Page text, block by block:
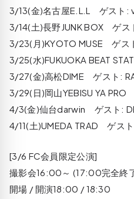
3/13(金)名古屋E.L.L ゲスト:
3/14(土)長野JUNK BOX ゲス
3/23(月)KYOTO MUSE ゲス
3/25(水)FUKUOKA BEAT
3/27(金)高松DIME ゲスト:
3/29(日)岡山YEBISU YA
4/3(金)仙台darwin ゲスト:
4/11(土)UMEDA TRAD ゲスト
[3/6 FC会員限定公演]
撮影会16:00～ (17:00完全終
開場 / 開演18:00 / 18:30